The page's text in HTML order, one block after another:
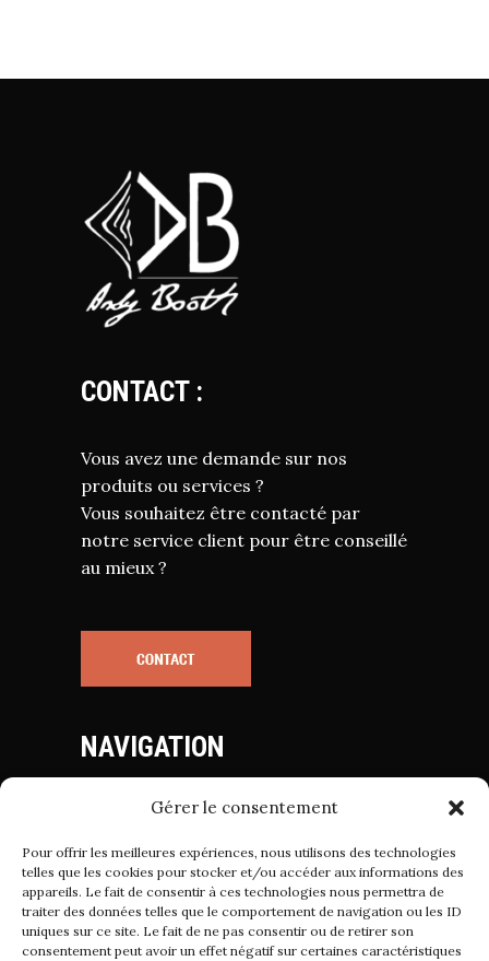
Gérer le consentement
Pour offrir les meilleures expériences, nous utilisons des technologies
telles que les cookies pour stocker et/ou accéder aux informations des
appareils. Le fait de consentir à ces technologies nous permettra de
traiter des données telles que le comportement de navigation ou les ID
uniques sur ce site. Le fait de ne pas consentir ou de retirer son
consentement peut avoir un effet négatif sur certaines caractéristiques
CONTACT :
Vous avez une demande sur nos
produits ou services ?
Vous souhaitez être contacté par
notre service client pour être conseillé
au mieux ?
NAVIGATION
Mentions Légales
Politique de Confidentialité
Conditions Générales de Vente